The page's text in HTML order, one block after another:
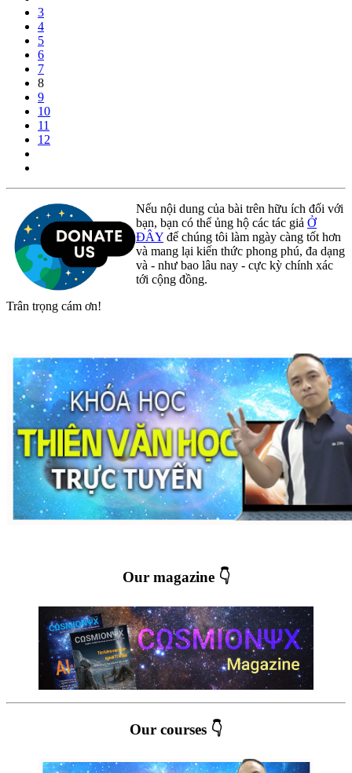
3
4
5
6
7
8
9
10
11
12
Nếu nội dung của bài trên hữu ích đối với
bạn, bạn có thể ủng hộ các tác giả Ở
ĐÂY để chúng tôi làm ngày càng tốt hơn
và mang lại kiến thức phong phú, đa dạng
và - như bao lâu nay - cực kỳ chính xác
tới cộng đồng.
Trân trọng cám ơn!
Our magazine 👇
Our courses 👇